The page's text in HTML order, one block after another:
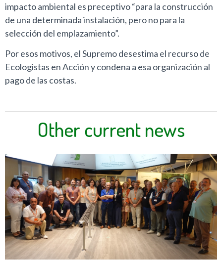
impacto ambiental es preceptivo “para la construcción
de una determinada instalación, pero no para la
selección del emplazamiento”.
Por esos motivos, el Supremo desestima el recurso de
Ecologistas en Acción y condena a esa organización al
pago de las costas.
Other current news